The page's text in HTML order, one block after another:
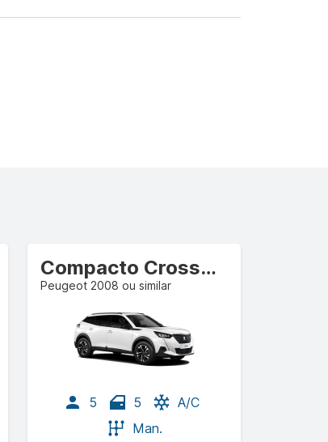
Compacto Crossover
Peugeot 2008 ou similar
5 5
A/C
Man.